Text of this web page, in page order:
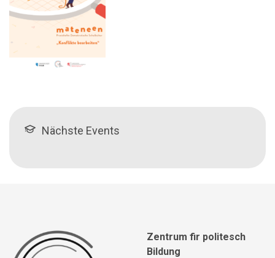
Nächste Events
Zentrum fir politesch
Bildung